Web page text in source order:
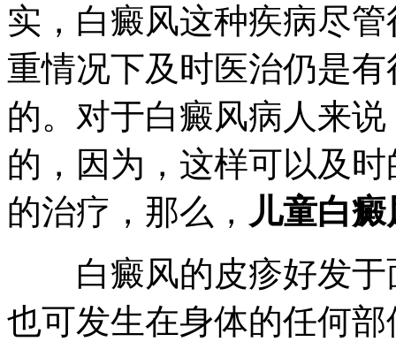
实，白癜风这种疾病尽
重情况下及时医治仍是
的。对于白癜风病人来说
的，因为，这样可以及
的治疗，那么， 儿童白
白癜风的皮疹好发于
也可发生在身体的任何